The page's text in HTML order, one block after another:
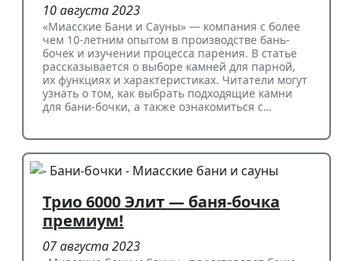
10 августа 2023
«Миасские Бани и Сауны» — компания с более
чем 10-летним опытом в производстве бань-
бочек и изучении процесса парения. В статье
рассказывается о выборе камней для парной,
их функциях и характеристиках. Читатели могут
узнать о том, как выбрать подходящие камни
для бани-бочки, а также ознакомиться с…
Трио 6000 Элит — баня-бочка
премиум!
07 августа 2023